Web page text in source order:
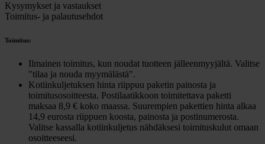
Kysymykset ja vastaukset
Toimitus- ja palautusehdot
Toimitus:
Ilmainen toimitus, kun noudat tuotteen jälleenmyyjältä. Valitse
"tilaa ja nouda myymälästä".
Kotiinkuljetuksen hinta riippuu paketin painosta ja
toimitusosoitteesta. Postilaatikkoon toimitettava paketti
maksaa 8,9 € koko maassa. Suurempien pakettien hinta alkaa
14,9 eurosta riippuen koosta, painosta ja postinumerosta.
Valitse kassalla kotiinkuljetus nähdäksesi toimituskulut omaan
osoitteeseesi.